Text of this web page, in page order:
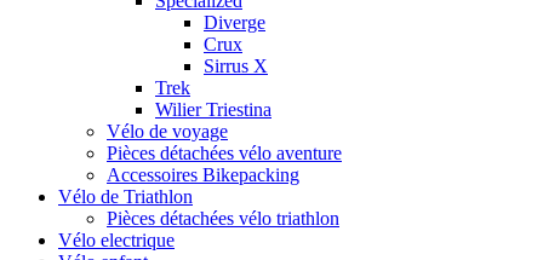
Diverge
Crux
Sirrus X
Trek
Wilier Triestina
Vélo de voyage
Pièces détachées vélo aventure
Accessoires Bikepacking
Vélo de Triathlon
Pièces détachées vélo triathlon
Vélo electrique